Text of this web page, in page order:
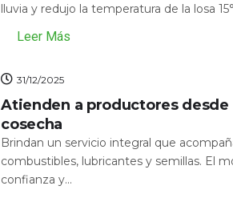
lluvia y redujo la temperatura de la losa
Leer Más
31/12/2025
Atienden a productores desde
cosecha
Brindan un servicio integral que
combustibles, lubricantes y semillas. El
confianza y...